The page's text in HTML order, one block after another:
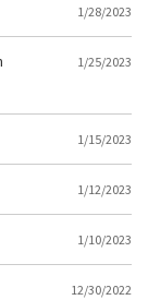
1/28/2023
1/25/2023
1/15/2023
1/12/2023
1/10/2023
12/30/2022